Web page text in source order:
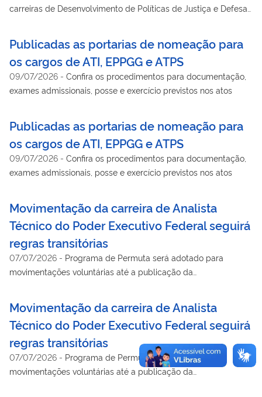
carreiras de Desenvolvimento de Políticas de Justiça e Defesa
Publicadas as portarias de nomeação para
os cargos de ATI, EPPGG e ATPS
09/07/2026 - Confira os procedimentos para documentação,
exames admissionais, posse e exercício previstos nos atos
Publicadas as portarias de nomeação para
os cargos de ATI, EPPGG e ATPS
09/07/2026 - Confira os procedimentos para documentação,
exames admissionais, posse e exercício previstos nos atos
Movimentação da carreira de Analista
Técnico do Poder Executivo Federal seguirá
regras transitórias
07/07/2026 - Programa de Permuta será adotado para
movimentações voluntárias até a publicação da
Movimentação da carreira de Analista
Técnico do Poder Executivo Federal seguirá
regras transitórias
07/07/2026 - Programa de Permuta será adotado para
movimentações voluntárias até a publicação da